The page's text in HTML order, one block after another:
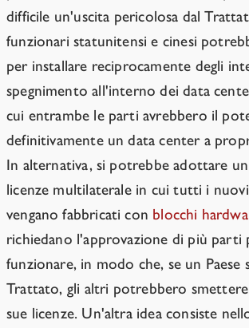
difficile un'uscita pericolosa dal
funzionari statunitensi e cinesi
per installare reciprocamente degli
spegnimento all'interno dei data
cui entrambe le parti avrebbero il
definitivamente un data center a
In alternativa, si potrebbe adottare
licenze multilaterale in cui tutti i
vengano fabbricati con blocchi
richiedano l'approvazione di più parti
funzionare, in modo che, se un Paese
Trattato, gli altri potrebbero
sue licenze. Un'altra idea consiste